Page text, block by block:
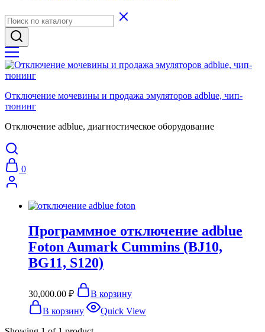
Отключение мочевины и продажа эмуляторов adblue, чип-
тюнинг
Отключение adblue, диагностическое оборудование
0
Программное отключение adblue
Foton Aumark Cummins (BJ10,
BG11, S120)
30,000.00 ₽
В корзину
В корзину
Quick View